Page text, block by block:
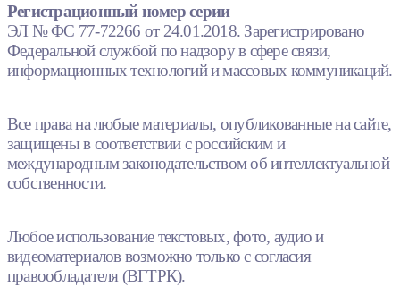
Регистрационный номер серии
ЭЛ № ФС 77-72266 от 24.01.2018. Зарегистрировано
Федеральной службой по надзору в сфере связи,
информационных технологий и массовых коммуникаций.
Все права на любые материалы, опубликованные на сайте,
защищены в соответствии с российским и
международным законодательством об интеллектуальной
собственности.
Любое использование текстовых, фото, аудио и
видеоматериалов возможно только с согласия
правообладателя (ВГТРК).